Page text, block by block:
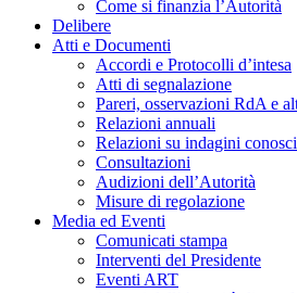
Come si finanzia l’Autorità
Delibere
Atti e Documenti
Accordi e Protocolli d’intesa
Atti di segnalazione
Pareri, osservazioni RdA e
Relazioni annuali
Relazioni su indagini
Consultazioni
Audizioni dell’Autorità
Misure di regolazione
Media ed Eventi
Comunicati stampa
Interventi del Presidente
Eventi ART